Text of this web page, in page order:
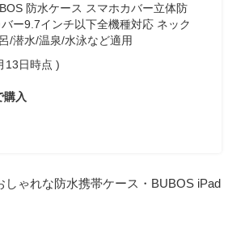
防水ケース スマホカバー立体防
ー9.7インチ以下全機種対応 ネック
/潜水/温泉/水泳など適用
13日時点 )
購入
しゃれな防水携帯ケース・BUBOS iPad